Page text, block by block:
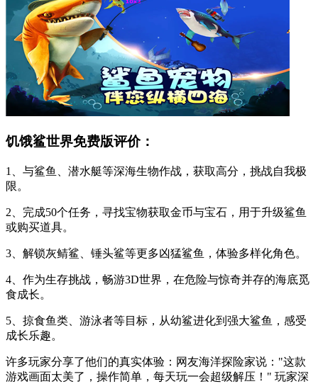
饥饿鲨世界免费版评价：
1、与鲨鱼、潜水艇等深海生物作战，获取高分，挑战自我极
限。
2、完成50个任务，寻找宝物获取金币与宝石，用于升级鲨鱼
或购买道具。
3、解锁灰鲭鲨、锤头鲨等更多凶猛鲨鱼，体验多样化角色。
4、作为生存挑战，畅游3D世界，在危险与惊奇并存的海底觅
食成长。
5、掠食鱼类、游泳者等目标，从幼鲨进化到强大鲨鱼，感受
成长乐趣。
许多玩家分享了他们的真实体验：网友海洋探险家说："这款
游戏画面太美了，操作简单，每天玩一会超级解压！" 玩家深